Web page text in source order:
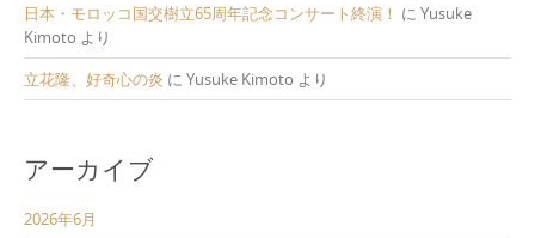
日本・モロッコ国交樹立65周年記念コンサート終演！ に Yusuke
Kimoto より
立花隆、好奇心の炎 に Yusuke Kimoto より
アーカイブ
2026年6月